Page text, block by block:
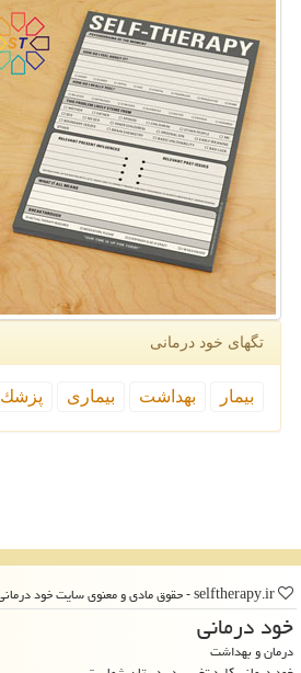
تگهای خود درمانی
بیمار بهداشت بیماری پزشك
خود درمانی
درمان و بهداشت